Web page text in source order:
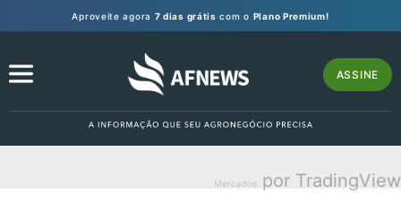
Aproveite agora 7 dias grátis com o Plano Premium!
ASSINE
Mercados por TradingView